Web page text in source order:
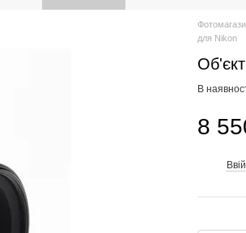
для Nikon
В
8